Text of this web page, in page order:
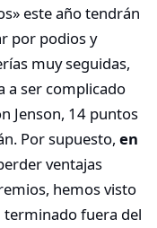
este año tendrán
por podios y
muy seguidas,
a ser complicado
Jenson, 14 puntos
Por supuesto, en
ventajas
hemos visto
terminado fuera del